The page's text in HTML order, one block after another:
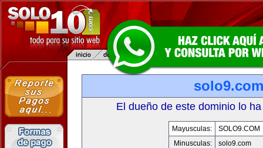
solo9.com
El dueño de este dominio lo
Mayusculas:
SOLO9.COM
Minusculas:
solo9.com